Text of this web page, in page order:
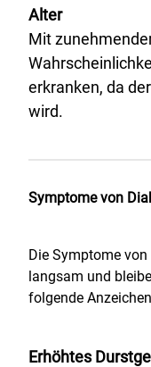
Alter
Mit
erkranken, da
wird.
Symptome von
Die Symptome
langsam und
folgende
Erhöhtes